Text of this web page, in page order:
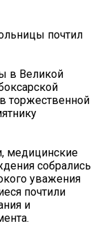
почтил
в Великой
торжественной
медицинские
собрались
уважения
почтили
и